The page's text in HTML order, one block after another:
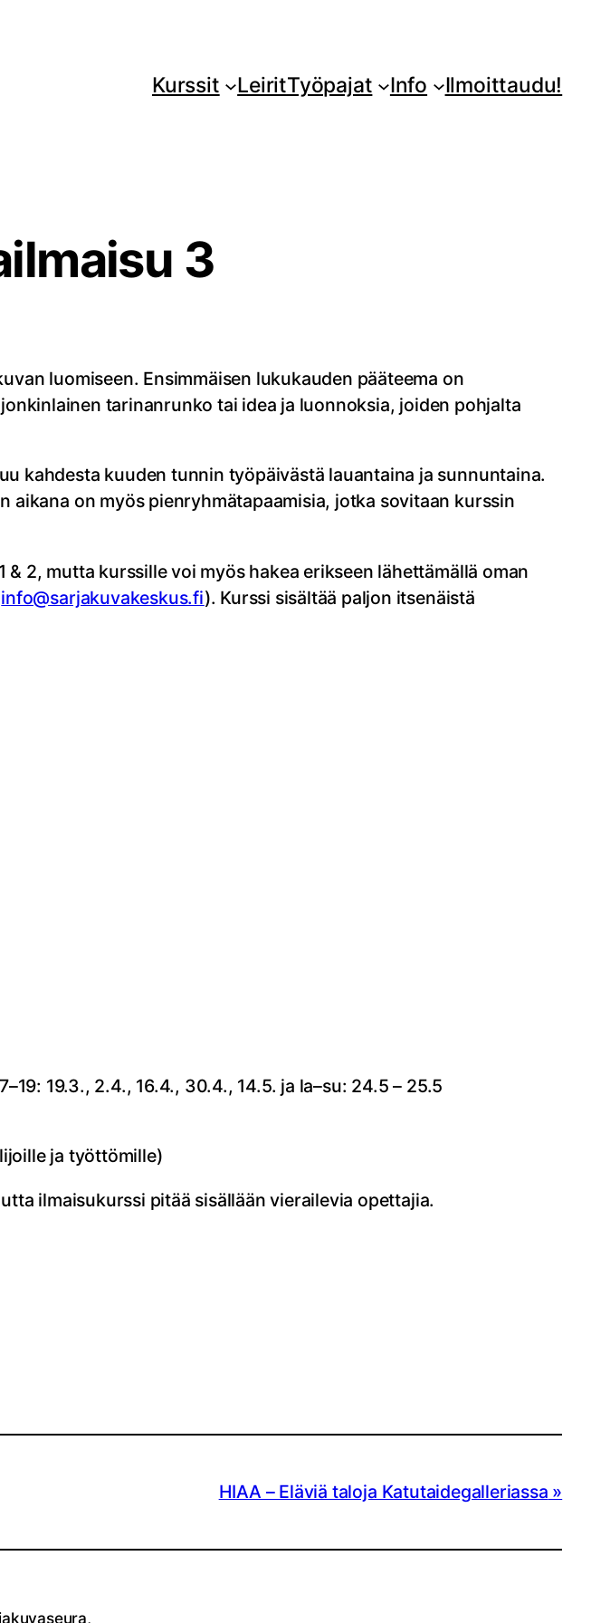
Kurssit LeiritTyöpajat Info Ilmoittaudu!
3
luomiseen. Ensimmäisen lukukauden pääteema on
tarinanrunko tai idea ja luonnoksia, joiden pohjalta
kahdesta kuuden tunnin työpäivästä lauantaina ja sunnuntaina.
aikana on myös pienryhmätapaamisia, jotka sovitaan kurssin
2, mutta kurssille voi myös hakea erikseen lähettämällä oman
info@sarjakuvakeskus.fi). Kurssi sisältää paljon itsenäistä
19.3., 2.4., 16.4., 30.4., 14.5. ja la–su: 24.5 – 25.5
ja työttömille)
ilmaisukurssi pitää sisällään vierailevia opettajia.
HIAA – Eläviä taloja Katutaidegalleriassa